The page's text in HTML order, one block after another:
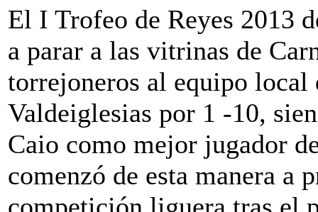
El I Trofeo de Reyes 2013
a parar a las vitrinas de
torrejoneros al equipo local
Valdeiglesias por 1 -10,
Caio como mejor jugador
comenzó de esta manera a
competición liguera tras el